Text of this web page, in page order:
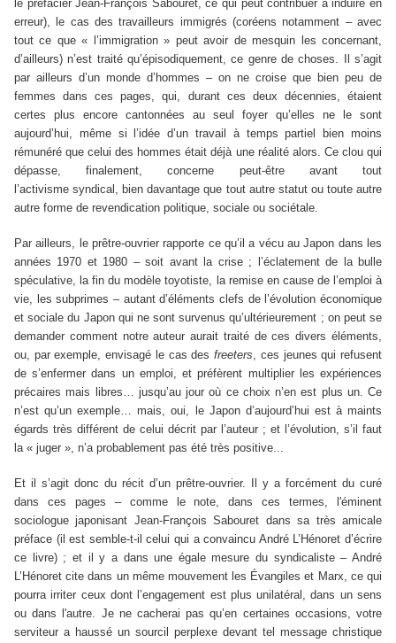
le préfacier Jean-François Sabouret, ce qui peut contribuer à induire en
erreur), le cas des travailleurs immigrés (coréens notamment – avec
tout ce que « l’immigration » peut avoir de mesquin les concernant,
d’ailleurs) n’est traité qu’épisodiquement, ce genre de choses.
Il s’agit
par ailleurs d’un monde d’hommes – on ne croise que bien peu de
femmes dans ces pages, qui, durant ces deux décennies, étaient
certes plus encore cantonnées au seul foyer qu’elles ne le sont
aujourd’hui, même si l’idée d’un travail à temps partiel bien moins
rémunéré que celui des hommes était déjà une réalité alors. Ce clou qui
dépasse, finalement, concerne peut-être avant tout
l’activisme syndical, bien davantage que tout autre statut ou toute autre
autre forme de revendication politique, sociale ou sociétale.
Par ailleurs, le prêtre-ouvrier rapporte ce qu’il a vécu au Japon dans les
années 1970 et 1980 – soit avant la crise ; l’éclatement de la bulle
spéculative, la fin du modèle toyotiste, la remise en cause de l’emploi à
vie, les subprimes – autant d’éléments clefs de l’évolution économique
et sociale du Japon qui ne sont survenus qu’ultérieurement ; on peut se
demander comment notre auteur aurait traité de ces divers éléments,
ou, par exemple, envisagé le cas desfreeters, ces jeunes qui refusent
de s’enfermer dans un emploi, et préfèrent multiplier les expériences
précaires mais libres… jusqu’au jour où ce choix n’en est plus un. Ce
n’est qu’un exemple… mais, oui, le Japon d’aujourd’hui est à maints
égards très différent de celui décrit par l’auteur ; et l’évolution, s’il faut
la « juger », n’a probablement pas été très positive...
Et il s’agit donc du récit d’un prêtre-ouvrier. Il y a forcément du curé
dans ces pages – comme le note, dans ces termes, l'éminent
sociologue japonisant Jean-François Sabouret dans sa très amicale
préface (il est semble-t-il celui qui a convaincu André L’Hénoret d’écrire
ce livre) ; et il y a dans une égale mesure du syndicaliste – André
L’Hénoret cite dans un même mouvement les Évangiles et Marx, ce qui
pourra irriter ceux dont l’engagement est plus unilatéral, dans un sens
ou dans l'autre. Je ne cacherai pas qu’en certaines occasions, votre
serviteur a haussé un sourcil perplexe devant tel message christique